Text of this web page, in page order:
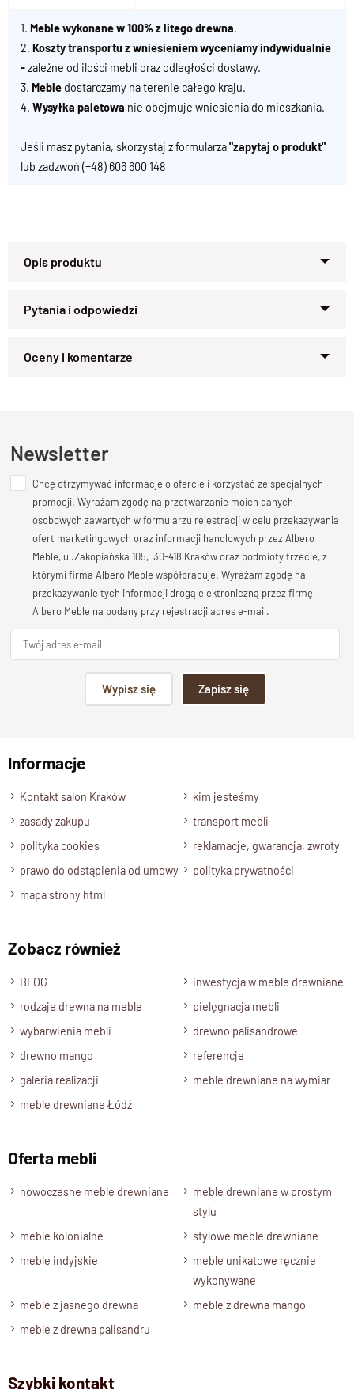
1. Meble wykonane w 100% z litego drewna.
2. Koszty transportu z wniesieniem wyceniamy indywidualnie
-zależne od ilości mebli oraz odległości dostawy.
3. Meble dostarczamy na terenie całego kraju.
4. Wysyłka paletowa nie obejmuje wniesienia do mieszkania.
Jeśli masz pytania, skorzystaj z formularza"zapytaj o produkt"
lub zadzwoń (+48) 606 600 148
palisandrowegoto mebel, który łączy
co pozwala idealnie dopasować ją do każdej przestrzeni.
przechowywanych rzeczy. Każdy element, od drzwi po
szuflady, został precyzyjnie dopracowany, aby spełnić
najwyższe standardy jakości.
Jeżeli szukasz mebla, który będzie nie tylko funkcjonalny, ale
również estetyczny, naszatrzydrzwiowa drewniana szafa
idealny wybór.Szafa palisandrowa na wymiarto doskonałe
rozwiązanie dla osób ceniących sobienowoczesny styl
najwyższą jakość wykonania.
Materiał
Wykończenie
Kolekcja GOA
Szerokość
180 cm
Wysokość
230 cm
Palisander : kolor brąz, ciemny brąz, naturalny
Stan produktu
Szafa składa się z dwóch części:
Część dolna
– komoda o szerokości 180 cm, wyposażona w
szuflady. Wymiary całkowite tej części to: szerokość 180 cm,
wysokość 80 cm, głębokość 60 cm.
nadstawianej części to: szerokość 180 cm, wysokość 150 cm,
indywidualne zamówienie i na wymiar.
Bezpłatny projekt oraz wycena dostosowane są do
indywidualnych potrzeb klientów.
Zapytaj o produkt
Dodaj opinię o produkcie
Twoja ocena
Bardzo dobry
Twoja opinia o produkcie
Podpis
Wyślij opinię
Newsletter
Chcę otrzymywać informacje o ofercie i korzystać ze specjalnych
promocji. Wyrażam zgodę na przetwarzanie moich danych
osobowych zawartych w formularzu rejestracji w celu przekazywania
ofert marketingowych oraz informacji handlowych przez Albero
Meble, ul.Zakopiańska 105, 30-418 Kraków oraz podmioty trzecie, z
którymi firma Albero Meble współpracuje. Wyrażam zgodę na
przekazywanie tych informacji drogą elektroniczną przez firmę
Albero Meble na podany przy rejestracji adres e-mail.
Wypisz się Zapisz się
Informacje
Kontakt salon Kraków
kim jesteśmy
zasady zakupu
transport mebli
polityka cookies
reklamacje, gwarancja, zwroty
prawo do odstąpienia od umowy
polityka prywatności
mapa strony html
Zobacz również
BLOG
inwestycja w meble drewniane
rodzaje drewna na meble
pielęgnacja mebli
wybarwienia mebli
drewno palisandrowe
drewno mango
referencje
galeria realizacji
meble drewniane na wymiar
meble drewniane Łódź
Oferta mebli
nowoczesne meble drewniane
meble drewniane w prostym
stylu
meble kolonialne
stylowe meble drewniane
meble indyjskie
meble unikatowe ręcznie
wykonywane
meble z jasnego drewna
meble z drewna mango
meble z drewna palisandru
Szybki kontakt